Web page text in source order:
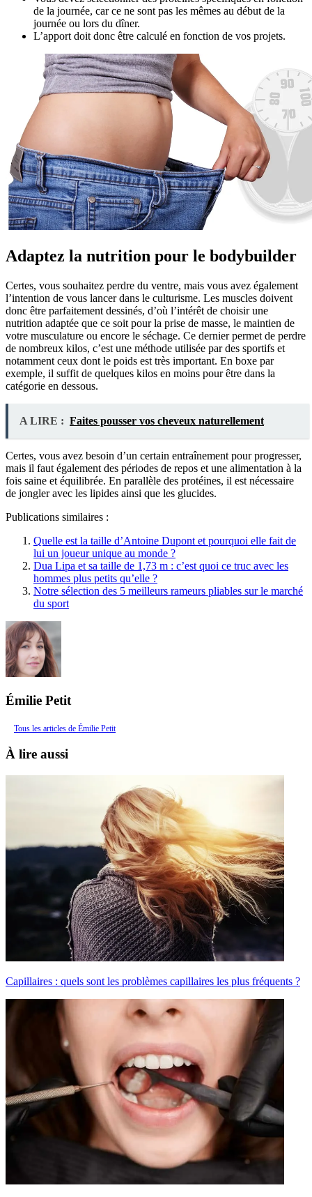
de la journée, car ce ne sont pas les mêmes au début de la
journée ou lors du dîner.
L’apport doit donc être calculé en fonction de vos projets.
Adaptez la nutrition pour le bodybuilder
Certes, vous souhaitez perdre du ventre, mais vous avez également
l’intention de vous lancer dans le culturisme. Les muscles doivent
donc être parfaitement dessinés, d’où l’intérêt de choisir une
nutrition adaptée que ce soit pour la prise de masse, le maintien de
votre musculature ou encore le séchage. Ce dernier permet de perdre
de nombreux kilos, c’est une méthode utilisée par des sportifs et
notamment ceux dont le poids est très important. En boxe par
exemple, il suffit de quelques kilos en moins pour être dans la
catégorie en dessous.
A LIRE : Faites pousser vos cheveux naturellement
Certes, vous avez besoin d’un certain entraînement pour progresser,
mais il faut également des périodes de repos et une alimentation à la
fois saine et équilibrée. En parallèle des protéines, il est nécessaire
de jongler avec les lipides ainsi que les glucides.
Publications similaires :
Quelle est la taille d’Antoine Dupont et pourquoi elle fait de
lui un joueur unique au monde ?
Dua Lipa et sa taille de 1,73 m : c’est quoi ce truc avec les
hommes plus petits qu’elle ?
Notre sélection des 5 meilleurs rameurs pliables sur le marché
du sport
Émilie Petit
Tous les articles de Émilie Petit
À lire aussi
Capillaires : quels sont les problèmes capillaires les plus fréquents ?